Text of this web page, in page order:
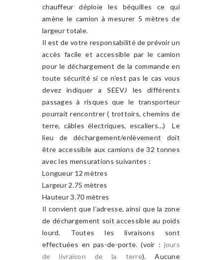
chauffeur déploie les béquilles ce qui
amène le camion à mesurer 5 mètres de
largeur totale.
Il est de votre responsabilité de prévoir un
accès facile et accessible par le camion
pour le déchargement de la commande en
toute sécurité si ce n'est pas le cas vous
devez indiquer a SEEVJ les différents
passages à risques que le transporteur
pourrait rencontrer ( trottoirs, chemins de
terre, câbles électriques, escaliers…) Le
lieu de déchargement/enlèvement doit
être accessible aux camions de 32 tonnes
avec les mensurations suivantes :
Longueur 12 mètres
Largeur 2.75 mètres
Hauteur 3.70 mètres
Il convient que l’adresse, ainsi que la zone
de déchargement soit accessible au poids
lourd. Toutes les livraisons sont
effectuées en pas-de-porte. (voir : jours
de livraison de la terre). Aucune